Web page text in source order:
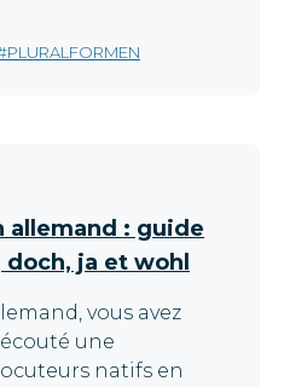
PLURALFORMEN
allemand : guide
ja et wohl
vous avez
une
natifs en